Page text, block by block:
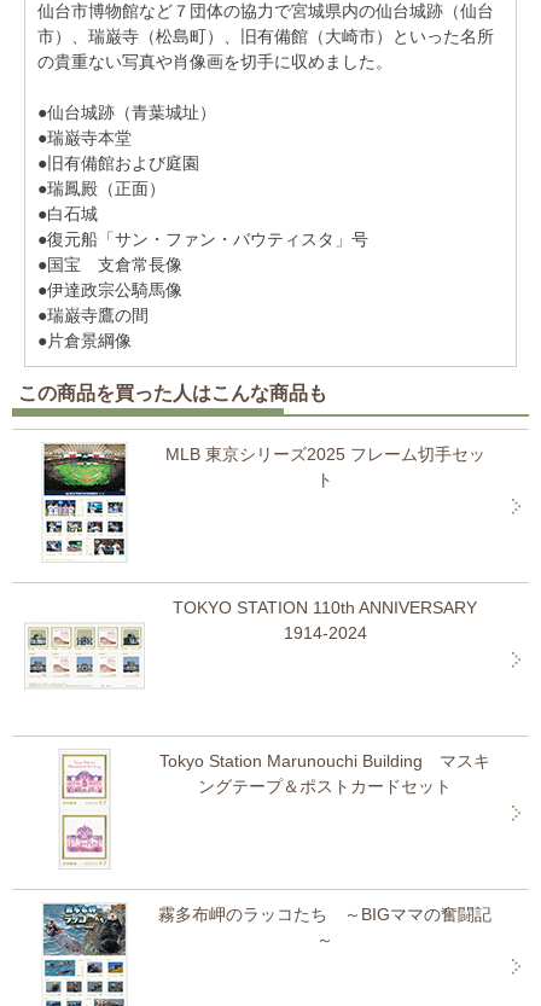
仙台市博物館など７団体の協力で宮城県内の仙台城跡（仙台
市）、瑞巌寺（松島町）、旧有備館（大崎市）といった名所
の貴重ない写真や肖像画を切手に収めました。
●仙台城跡（青葉城址）
●瑞巌寺本堂
●旧有備館および庭園
●瑞鳳殿（正面）
●白石城
●復元船「サン・ファン・バウティスタ」号
●国宝 支倉常長像
●伊達政宗公騎馬像
●瑞巌寺鷹の間
●片倉景綱像
この商品を買った人はこんな商品も
MLB 東京シリーズ2025 フレーム切手セッ
ト
TOKYO STATION 110th ANNIVERSARY
1914-2024
Tokyo Station Marunouchi Building マスキ
ングテープ＆ポストカードセット
霧多布岬のラッコたち ～BIGママの奮闘記
～